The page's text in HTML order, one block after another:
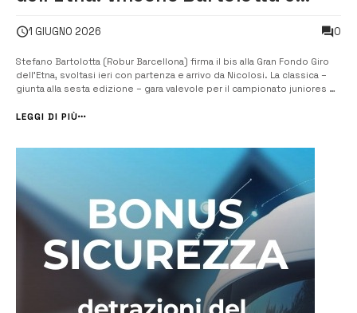
1 GIUGNO 2026 0
Stefano Bartolotta (Robur Barcellona) firma il bis alla Gran Fondo Giro
dell’Etna, svoltasi ieri con partenza e arrivo da Nicolosi. La classica –
giunta alla sesta edizione – gara valevole per il campionato juniores e
Una giornata di grande sole su un percorso che […]...
LEGGI DI PIÙ